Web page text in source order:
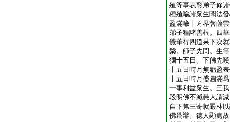
殖等事表彰弟子修
種殖喩諸衆生聞法
盈滿喩十方界菩薩
弟子種諸善根。四
覺華得四道果下次
槃。師子先問。生
獨十五日。下佛先
十五日時月無虧盈
十五日時月盛圓滿
一事利益衆生。三
段明佛不滅愚人謂
自下第三寄就嚴林
佛爲辯。徳人顯處